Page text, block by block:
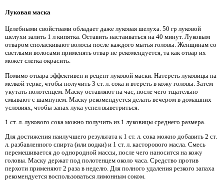
Луковая маска
Целебными свойствами обладает даже луковая шелуха. 50 гр луковой
шелухи залить 1 л кипятка. Оставить настаиваться на 40 минут. Луковым
отваром споласкивают волосы после каждого мытья головы. Женщинам со
светлыми волосами применять отвар не рекомендуется, та как отвар их
может слегка окрасить.
Помимо отвара эффективен и рецепт луковой маски. Натереть луковицы на
мелкой терке, чтобы получить 3 ст. л. сока и втереть в кожу головы. Затем
укутать полотенцем. Маску оставляют на час, после чего тщательно
смывают с шампунем. Маску рекомендуется делать вечером в домашних
условиях, чтобы запах лука успел выветриться.
1 ст. л. лукового сока можно получить из 1 луковицы среднего размера.
Для достижения наилучшего результата к 1 ст. л. сока можно добавить 2 ст.
л. разбавленного спирта (или водки) и 1 ст. л. касторового масла. Смесь
перемешивается до однородной массы, после чего наносится на кожу
головы. Маску держат под полотенцем около часа. Средство против
перхоти применяют 2 раза в неделю. Для полного удаления резкого запаха
рекомендуется воспользоваться лимонным соком.